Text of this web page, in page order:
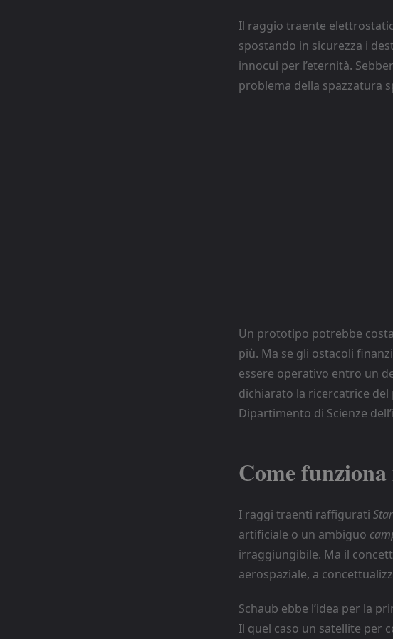
Il raggio traente
spostando in sicurezza i
innocui per l’eternità.
problema della spazzatura
Un prototipo potrebbe
più. Ma se gli ostacoli
essere operativo entro un
dichiarato la ricercatrice
Dipartimento di Scienze
Come
I raggi traenti raffigurati
artificiale o un ambiguo
irraggiungibile. Ma il
aerospaziale, a
Schaub ebbe l’idea per la
Il quel caso un satellite per